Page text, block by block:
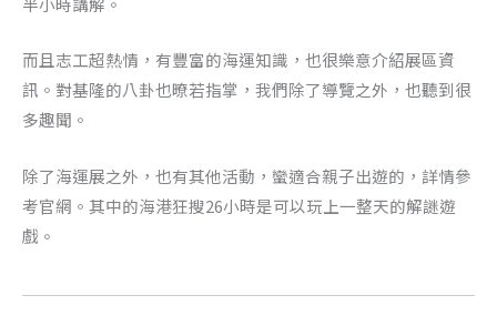
而且志工超熱情，有豐富的海運知識，也很樂意介紹展區資
訊。對基隆的八卦也暸若指掌，我們除了導覽之外，也聽到很
多趣聞。
除了海運展之外，也有其他活動，蠻適合親子出遊的，詳情參
考官網。其中的海港狂搜26小時是可以玩上一整天的解謎遊
戲。